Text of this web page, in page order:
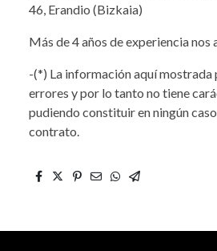
46, Erandio (Bizkaia)
Más de 4 años de experiencia nos
-(*) La información aquí mostrada
errores y por lo tanto no tiene
pudiendo constituir en ningún
contrato.